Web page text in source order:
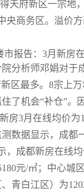
天府新区一宗
央商务区。溢价
分析师邓娟对
区最多。8宗上
了机会“补仓”。
房3月在线均价为
数据显示，成都
，成都新房在线
元/㎡；中心
青白江区）为